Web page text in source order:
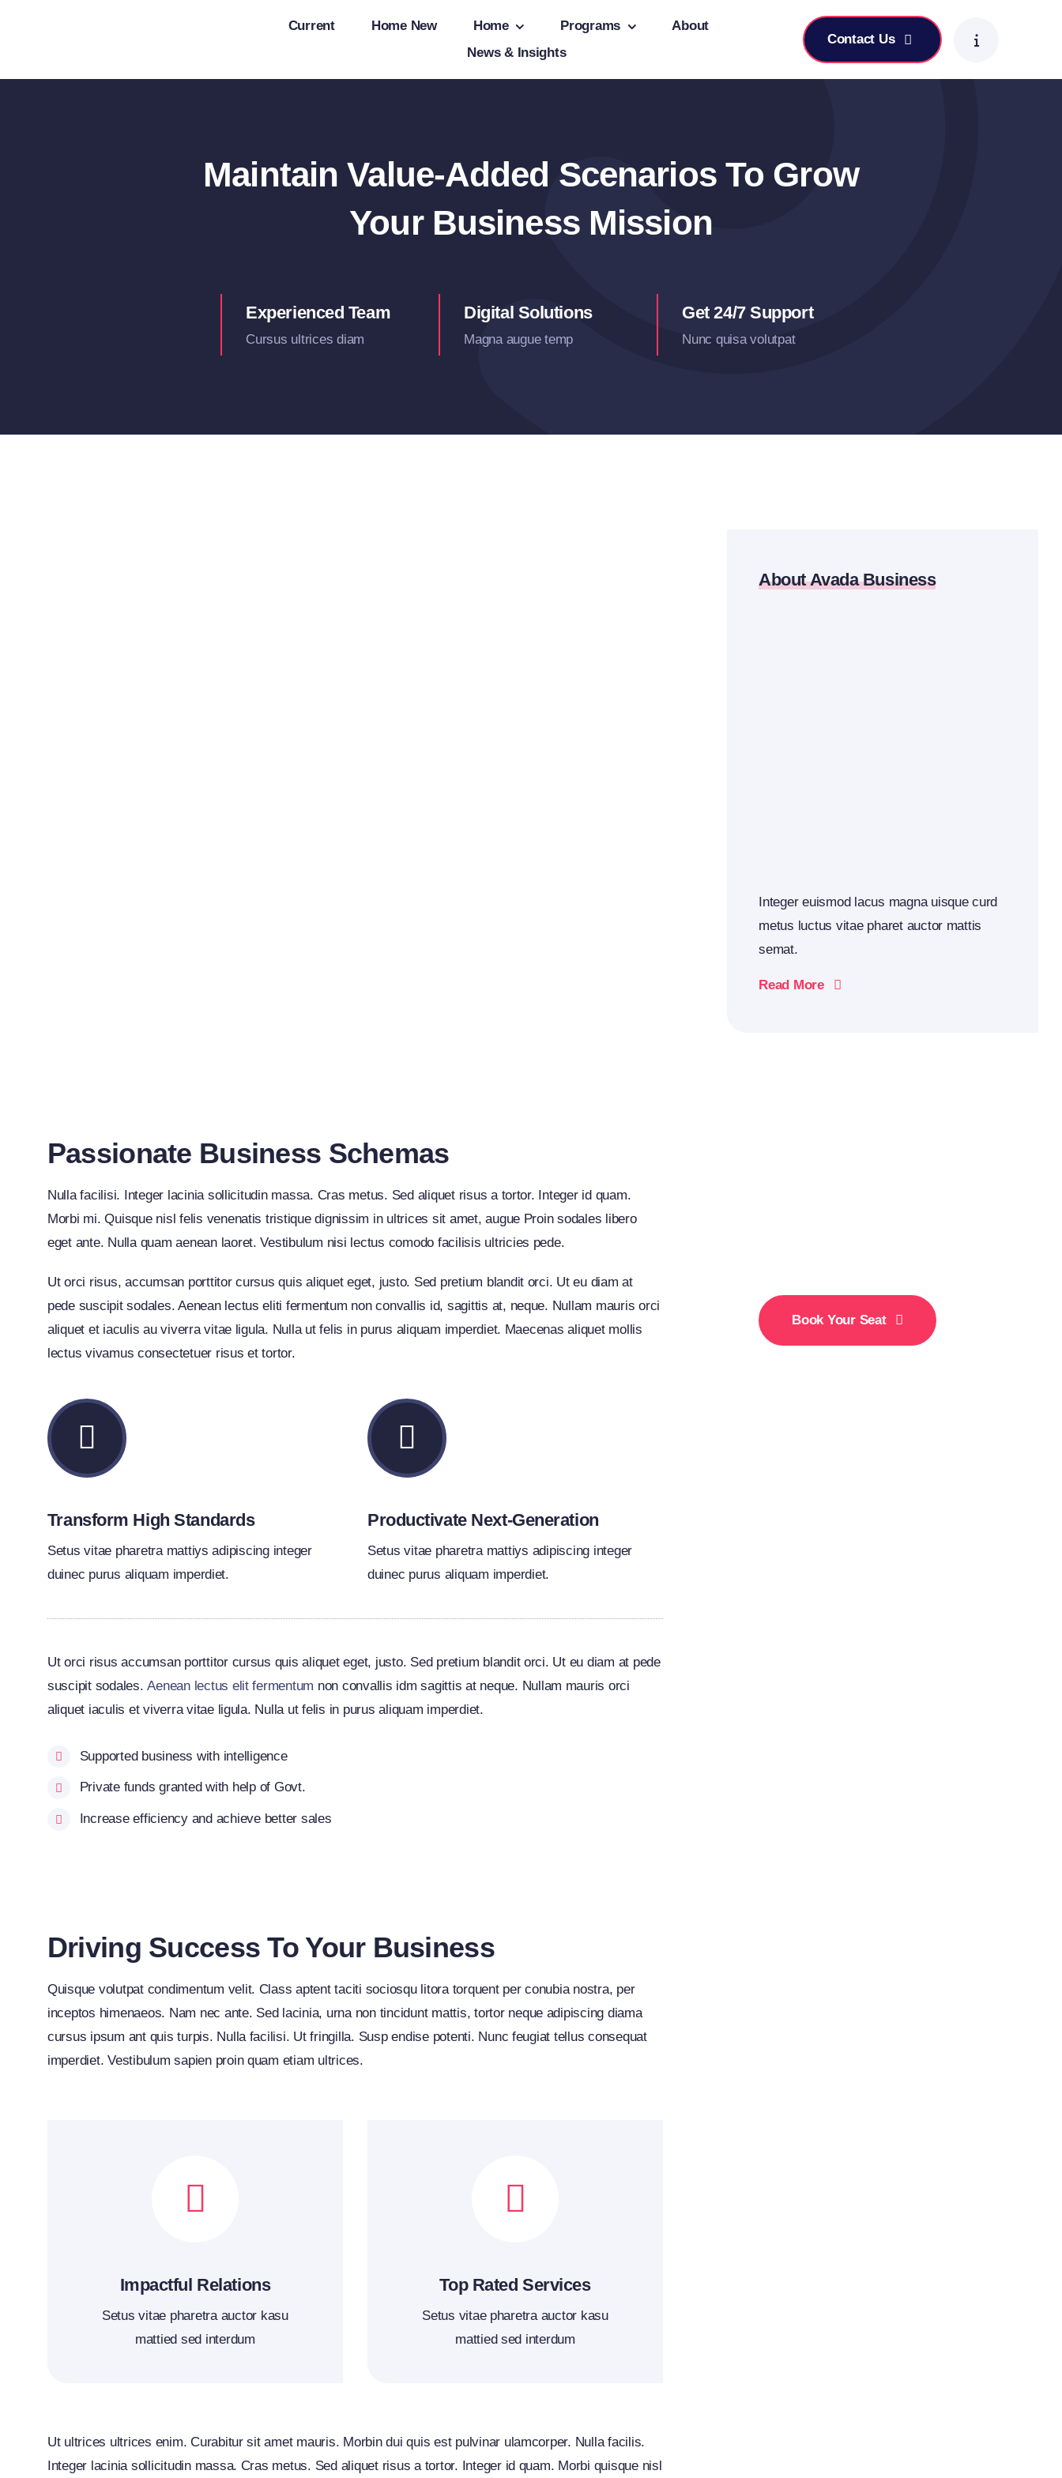
Current Home New Home Programs
About
News & Insights
Contact Us
Maintain Value-Added Scenarios To Grow
Your Business Mission
Experienced Team
Cursus ultrices diam
Digital Solutions
Magna augue temp
Get 24/7 Support
Nunc quisa volutpat
Passionate Business Schemas
Nulla facilisi. Integer lacinia sollicitudin massa. Cras metus. Sed aliquet risus a tortor. Integer id quam.
Morbi mi. Quisque nisl felis venenatis tristique dignissim in ultrices sit amet, augue Proin sodales libero
eget ante. Nulla quam aenean laoret. Vestibulum nisi lectus comodo facilisis ultricies pede.
Ut orci risus, accumsan porttitor cursus quis aliquet eget, justo. Sed pretium blandit orci. Ut eu diam at
pede suscipit sodales. Aenean lectus eliti fermentum non convallis id, sagittis at, neque. Nullam mauris orci
aliquet et iaculis au viverra vitae ligula. Nulla ut felis in purus aliquam imperdiet. Maecenas aliquet mollis
lectus vivamus consectetuer risus et tortor.
Transform High Standards
Setus vitae pharetra mattiys adipiscing integer
duinec purus aliquam imperdiet.
Productivate Next-Generation
Setus vitae pharetra mattiys adipiscing integer
duinec purus aliquam imperdiet.
Ut orci risus accumsan porttitor cursus quis aliquet eget, justo. Sed pretium blandit orci. Ut eu diam at pede
suscipit sodales.Aenean lectus elit fermentum non convallis idm sagittis at neque. Nullam mauris orci
aliquet iaculis et viverra vitae ligula. Nulla ut felis in purus aliquam imperdiet.
Supported business with intelligence
Private funds granted with help of Govt.
Increase efficiency and achieve better sales
Driving Success To Your Business
Quisque volutpat condimentum velit. Class aptent taciti sociosqu litora torquent per conubia nostra, per
inceptos himenaeos. Nam nec ante. Sed lacinia, urna non tincidunt mattis, tortor neque adipiscing diama
cursus ipsum ant quis turpis. Nulla facilisi. Ut fringilla. Susp endise potenti. Nunc feugiat tellus consequat
imperdiet. Vestibulum sapien proin quam etiam ultrices.
Impactful Relations
Setus vitae pharetra auctor kasu
mattied sed interdum
Top Rated Services
Setus vitae pharetra auctor kasu
mattied sed interdum
Ut ultrices ultrices enim. Curabitur sit amet mauris. Morbin dui quis est pulvinar ulamcorper. Nulla facilis.
Integer lacinia sollicitudin massa. Cras metus. Sed aliquet risus a tortor. Integer id quam. Morbi quisque nisl
About Avada Business
Integer euismod lacus magna uisque curd
metus luctus vitae pharet auctor mattis
semat.
Read More
Book Your Seat